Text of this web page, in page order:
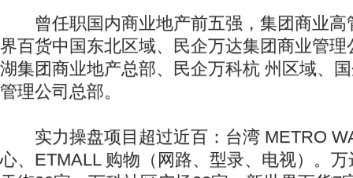
曾任职国内商业地产前五强，集团商业高
界百货中国东北区域、民企万达集团商业管
湖集团商业地产总部、民企万科杭 州区域、
管理公司总部。
实力操盘项目超过近百：台湾 METRO
心、ETMALL 购物（网路、型录、电视）。